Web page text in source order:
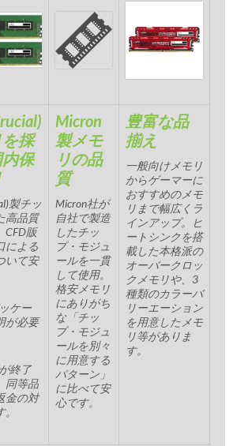
採
保
製チッ
高品質
CFD販
による
いて安
ケー
が必要
終了
同等品
金の対
Micron
製メモ
リの品
質
Micron社が
自社で製造
したチッ
プ・モジュ
ールを一貫
して使用。
格安メモリ
にありがち
な「チッ
プ・モジュ
ールを別々
に用意する
パターン」
に比べて安
心です。
豊富な品
揃え
一般向けメモリ
からゲーマーに
おすすめのメモ
リまで幅広くラ
インアップ。ヒ
ートシンクを搭
載した本格派の
オーバークロッ
クメモリや、3
種類のカラーバ
リーエーション
を用意したメモ
リ等がありま
す。